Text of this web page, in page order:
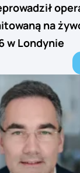
na
w Londynie